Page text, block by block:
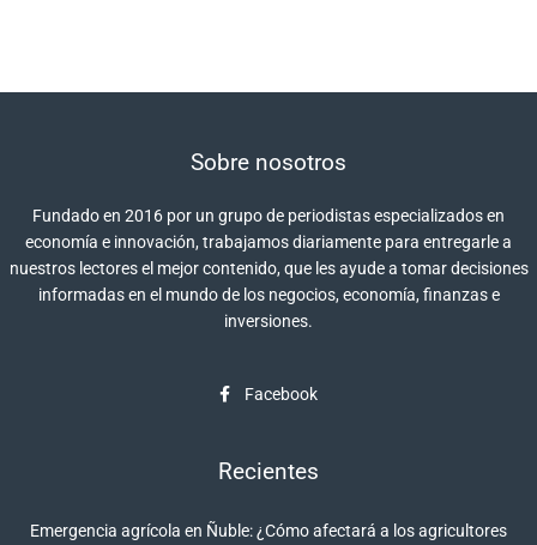
Sobre nosotros
Fundado en 2016 por un grupo de periodistas especializados en
economía e innovación, trabajamos diariamente para entregarle a
nuestros lectores el mejor contenido, que les ayude a tomar decisiones
informadas en el mundo de los negocios, economía, finanzas e
inversiones.
Facebook
Recientes
Emergencia agrícola en Ñuble: ¿Cómo afectará a los agricultores